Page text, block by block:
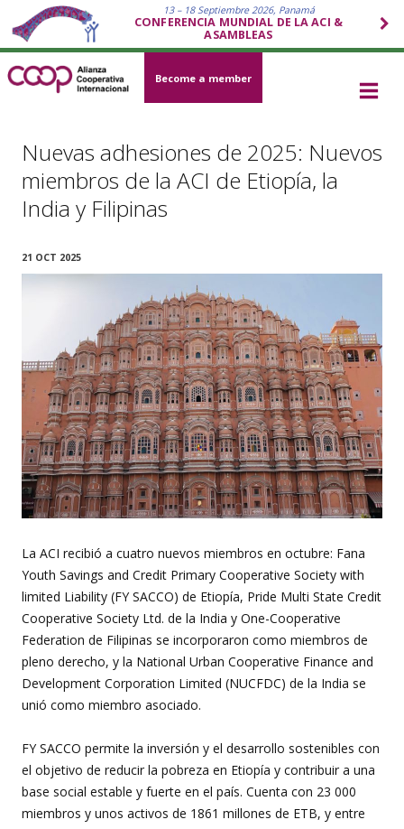
13 – 18 Septiembre 2026, Panamá
CONFERENCIA MUNDIAL DE LA ACI &
ASAMBLEAS
Become a member
Nuevas adhesiones de 2025: Nuevos
miembros de la ACI de Etiopía, la
India y Filipinas
21 OCT 2025
La ACI recibió a cuatro nuevos miembros en octubre: Fana
Youth Savings and Credit Primary Cooperative Society with
limited Liability (FY SACCO) de Etiopía, Pride Multi State Credit
Cooperative Society Ltd. de la India y One-Cooperative
Federation de Filipinas se incorporaron como miembros de
pleno derecho, y la National Urban Cooperative Finance and
Development Corporation Limited (NUCFDC) de la India se
unió como miembro asociado.
FY SACCO permite la inversión y el desarrollo sostenibles con
el objetivo de reducir la pobreza en Etiopía y contribuir a una
base social estable y fuerte en el país. Cuenta con 23 000
miembros y unos activos de 1861 millones de ETB, y entre